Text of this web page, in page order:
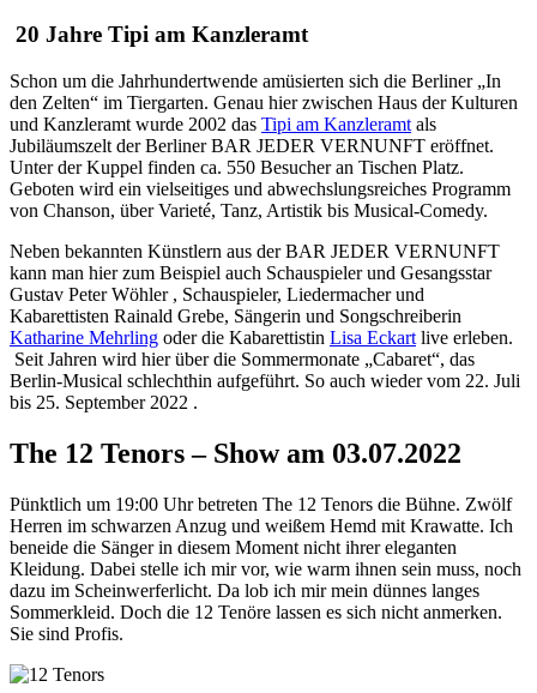
20 Jahre Tipi am Kanzleramt
Schon um die Jahrhundertwende amüsierten sich die Berliner „In
den Zelten“ im Tiergarten. Genau hier zwischen Haus der Kulturen
und Kanzleramt wurde 2002 das Tipi am Kanzleramt als
Jubiläumszelt der Berliner BAR JEDER VERNUNFT eröffnet.
Unter der Kuppel finden ca. 550 Besucher an Tischen Platz.
Geboten wird ein vielseitiges und abwechslungsreiches Programm
von Chanson, über Varieté, Tanz, Artistik bis Musical-Comedy.
Neben bekannten Künstlern aus der BAR JEDER VERNUNFT
kann man hier zum Beispiel auch Schauspieler und Gesangsstar
Gustav Peter Wöhler , Schauspieler, Liedermacher und
Kabarettisten Rainald Grebe, Sängerin und Songschreiberin
Katharine Mehrling oder die Kabarettistin Lisa Eckart live erleben.
Seit Jahren wird hier über die Sommermonate „Cabaret“, das
Berlin-Musical schlechthin aufgeführt. So auch wieder vom 22. Juli
bis 25. September 2022 .
The 12 Tenors – Show am 03.07.2022
Pünktlich um 19:00 Uhr betreten The 12 Tenors die Bühne. Zwölf
Herren im schwarzen Anzug und weißem Hemd mit Krawatte. Ich
beneide die Sänger in diesem Moment nicht ihrer eleganten
Kleidung. Dabei stelle ich mir vor, wie warm ihnen sein muss, noch
dazu im Scheinwerferlicht. Da lob ich mir mein dünnes langes
Sommerkleid. Doch die 12 Tenöre lassen es sich nicht anmerken.
Sie sind Profis.